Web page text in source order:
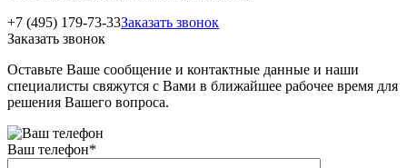
+7 (495) 179-73-33Заказать звонок
Заказать звонок
Оставьте Ваше сообщение и контактные данные и наши
специалисты свяжутся с Вами в ближайшее рабочее время для
решения Вашего вопроса.
Ваш телефон*